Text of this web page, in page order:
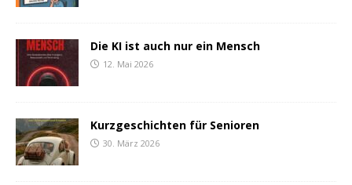
Die KI ist auch nur ein Mensch
12. Mai 2026
Kurzgeschichten für Senioren
30. März 2026